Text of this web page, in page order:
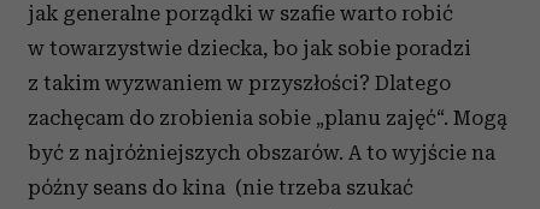
jak generalne porządki w szafie warto robić
w towarzystwie dziecka, bo jak sobie poradzi
z takim wyzwaniem w przyszłości? Dlatego
zachęcam do zrobienia sobie „planu zajęć“. Mogą
być z najróżniejszych obszarów. A to wyjście na
późny seans do kina (nie trzeba szukać